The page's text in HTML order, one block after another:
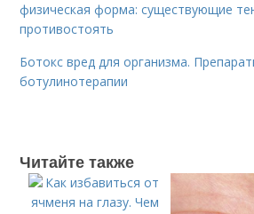
физическая форма: существующие
противостоять
Ботокс вред для организма.
ботулинотерапии
Читайте также